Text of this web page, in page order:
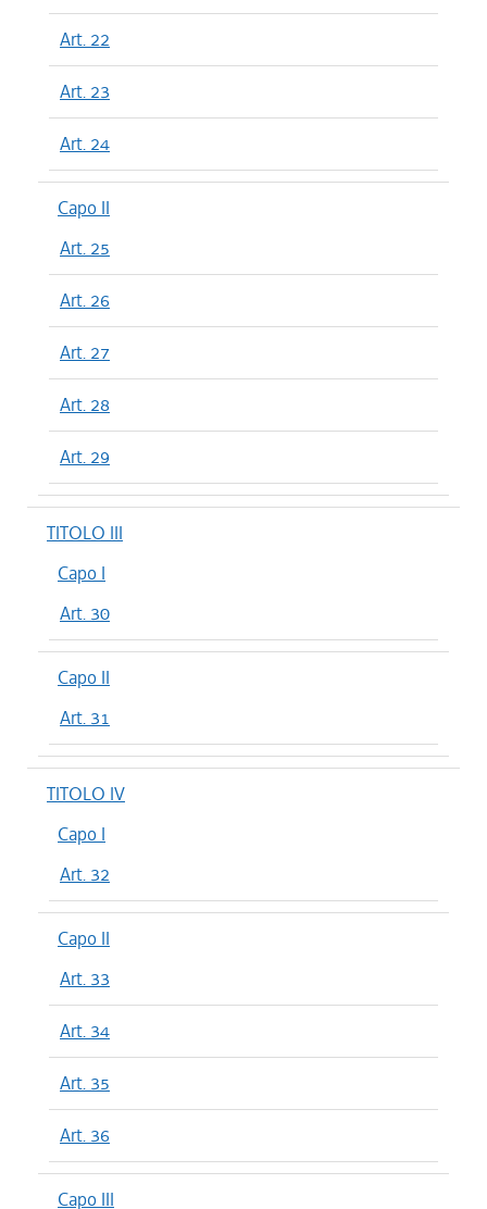
Art. 22
Art. 23
Art. 24
Capo II
Art. 25
Art. 26
Art. 27
Art. 28
Art. 29
TITOLO III
Capo I
Art. 30
Capo II
Art. 31
TITOLO IV
Capo I
Art. 32
Capo II
Art. 33
Art. 34
Art. 35
Art. 36
Capo III